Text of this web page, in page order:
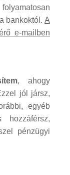
bankoktól. A
e-mailben
, ahogy
jól jársz,
egyéb
hozzáférsz,
pénzügyi